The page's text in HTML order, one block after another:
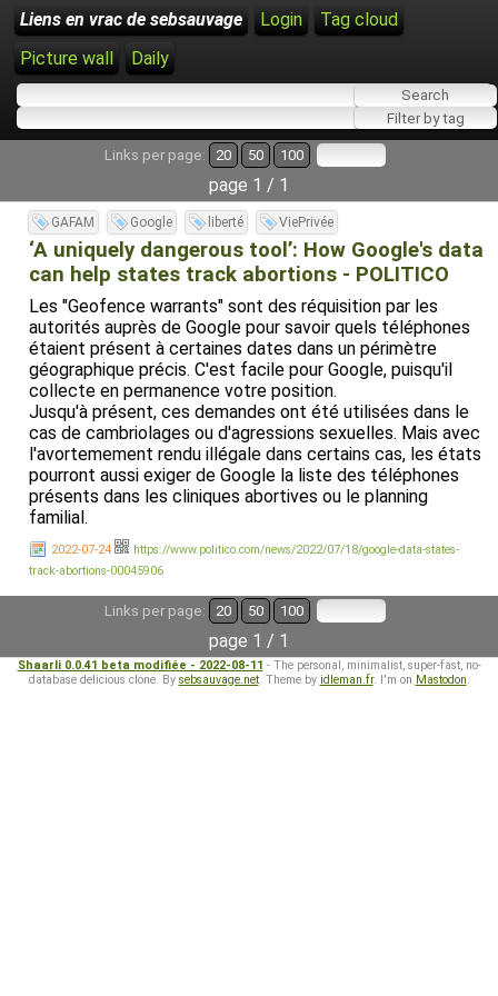
Liens en vrac de sebsauvage Login
Tag cloud
Picture wall
Daily
Links per page: 20 50 100
page 1 / 1
GAFAM Google liberté ViePrivée
‘A uniquely dangerous tool’: How Google's data
can help states track abortions - POLITICO
Les "Geofence warrants" sont des réquisition par les
autorités auprès de Google pour savoir quels téléphones
étaient présent à certaines dates dans un périmètre
géographique précis. C'est facile pour Google, puisqu'il
collecte en permanence votre position.
Jusqu'à présent, ces demandes ont été utilisées dans le
cas de cambriolages ou d'agressions sexuelles. Mais avec
l'avortemement rendu illégale dans certains cas, les états
pourront aussi exiger de Google la liste des téléphones
présents dans les cliniques abortives ou le planning
familial.
2022-07-24
https://www.politico.com/news/2022/07/18/google-data-states-
track-abortions-00045906
Links per page: 20 50 100
page 1 / 1
Shaarli 0.0.41 beta modifiée - 2022-08-11 - The personal, minimalist, super-fast, no-
database delicious clone. By sebsauvage.net. Theme by idleman.fr. I'm on Mastodon.